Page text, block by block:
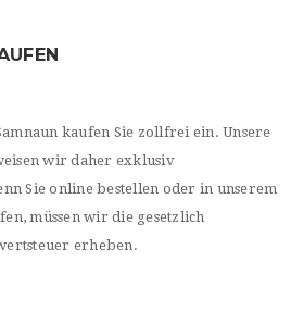
kaufen Sie zollfrei ein. Unsere
wir daher exklusiv
Sie online bestellen oder in unserem
müssen wir die gesetzlich
erheben.